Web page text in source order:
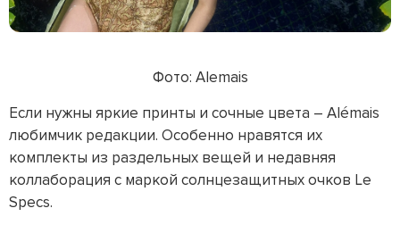
Фото: Alemais
Если нужны яркие принты и сочные цвета – Alémais
любимчик редакции. Особенно нравятся их
комплекты из раздельных вещей и недавняя
коллаборация с маркой солнцезащитных очков Le
Specs.